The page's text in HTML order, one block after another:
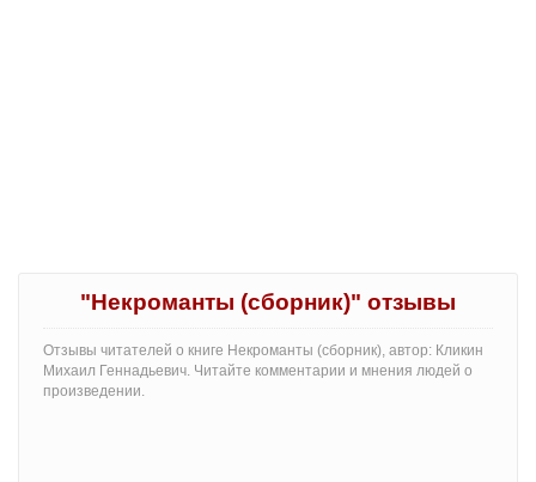
"Некроманты (сборник)" отзывы
Отзывы читателей о книге Некроманты (сборник), автор: Кликин
Михаил Геннадьевич. Читайте комментарии и мнения людей о
произведении.